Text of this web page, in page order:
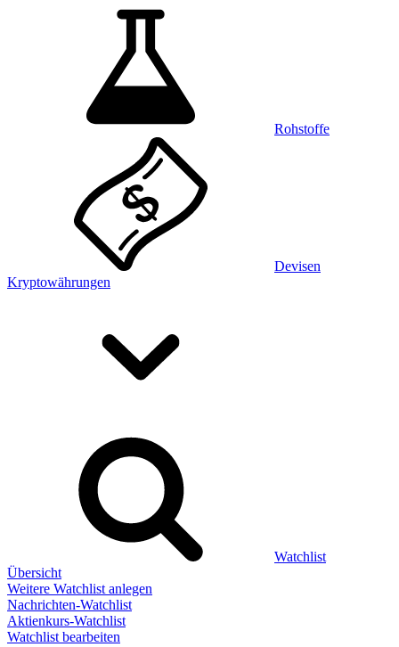
Rohstoffe
Devisen
Kryptowährungen
Watchlist
Übersicht
Weitere Watchlist anlegen
Nachrichten-Watchlist
Aktienkurs-Watchlist
Watchlist bearbeiten